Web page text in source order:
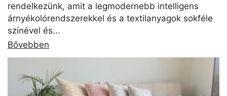
rendelkezünk, amit a legmodernebb intelligens
árnyékolórendszerekkel és a textilanyagok sokféle
színével és...
Bővebben